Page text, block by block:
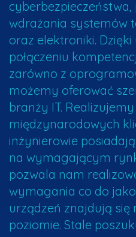
wdrażania systemów
oraz elektroniki.
połączeniu
zarówno z
możemy oferować
branży IT.
międzynarodowych
inżynierowie
na wymagającym
pozwala nam
wymagania co do
urządzeń znajdują się
poziomie. Stale